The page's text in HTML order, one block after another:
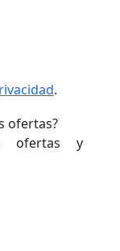
.
ofertas?
ofertas y